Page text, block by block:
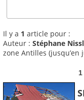
Il y a 1 article pour :
Auteur : Stéphane
zone Antilles (jusqu’en